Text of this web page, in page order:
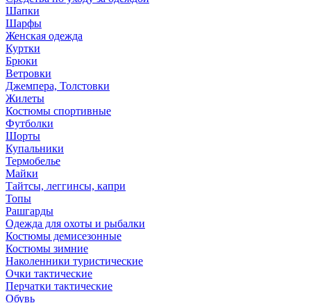
Шапки
Шарфы
Женская одежда
Куртки
Брюки
Ветровки
Джемпера, Толстовки
Жилеты
Костюмы спортивные
Футболки
Шорты
Купальники
Термобелье
Майки
Тайтсы, леггинсы, капри
Топы
Рашгарды
Одежда для охоты и рыбалки
Костюмы демисезонные
Костюмы зимние
Наколенники туристические
Очки тактические
Перчатки тактические
Обувь